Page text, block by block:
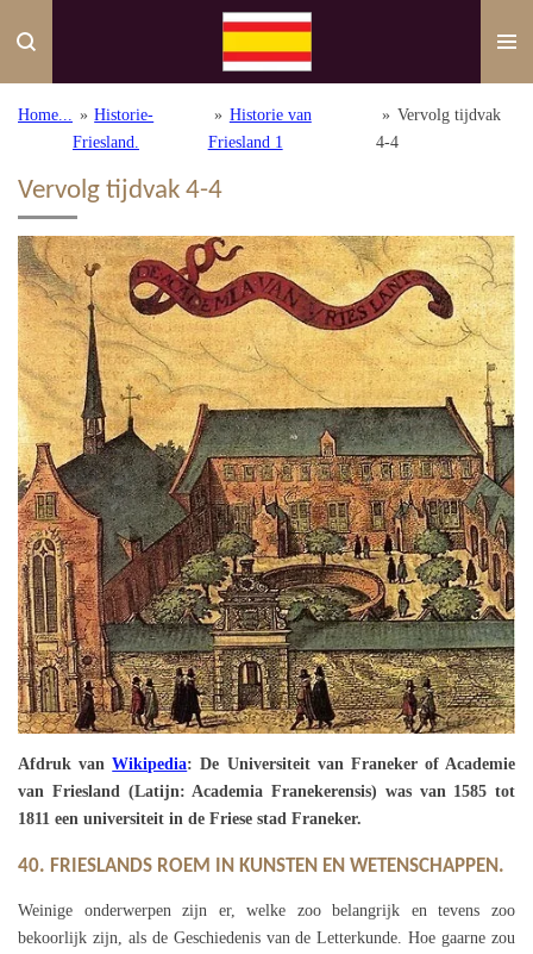
direct
de
hoofdinhoud
Home... » Historie-
Friesland.
» Historie van
Friesland 1
» Vervolg tijdvak
4-4
Vervolg tijdvak 4-4
Afdruk vanWikipedia: De Universiteit van Franeker of Academie
van Friesland (Latijn: Academia Franekerensis) was van 1585 tot
1811 een universiteit in de Friese stad Franeker.
40. FRIESLANDS ROEM IN KUNSTEN EN WETENSCHAPPEN.
Weinige onderwerpen zijn er, welke zoo belangrijk en tevens zoo
bekoorlijk zijn, als de Geschiedenis van de Letterkunde. Hoe gaarne zou